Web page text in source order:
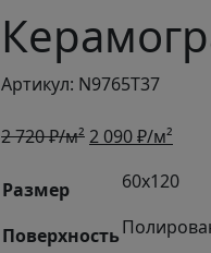
Артикул: N9765T37
2 720₽/м²
составляла
720 ₽/
2 090₽/м²
2
м².
Размер 60х120
Поверхность